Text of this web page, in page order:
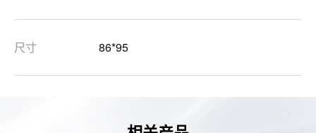
尺寸 86*95